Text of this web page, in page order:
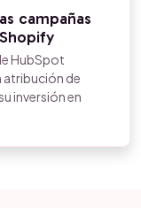
campañas
HubSpot
atribución de
inversión en